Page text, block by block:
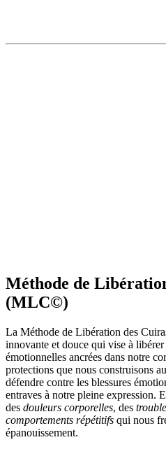
Méthode de
(MLC©)
La Méthode de Libération des
innovante et douce qui vise à
émotionnelles ancrées dans notre
protections que nous construisons
défendre contre les blessures
entraves à notre pleine expression.
des douleurs corporelles, des
comportements répétitifs qui nous
épanouissement.